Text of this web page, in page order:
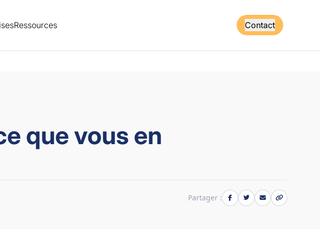
Ressources Contact
que vous en
Partager :